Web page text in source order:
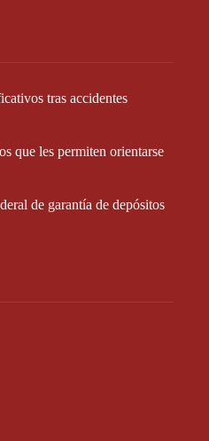
tras accidentes
que les permiten orientarse
de garantía de depósitos